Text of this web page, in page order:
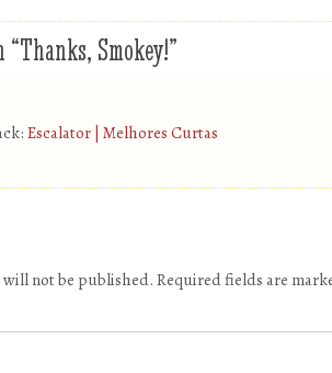
“Thanks, Smokey!”
Escalator | Melhores Curtas
will not be published. Required fields are